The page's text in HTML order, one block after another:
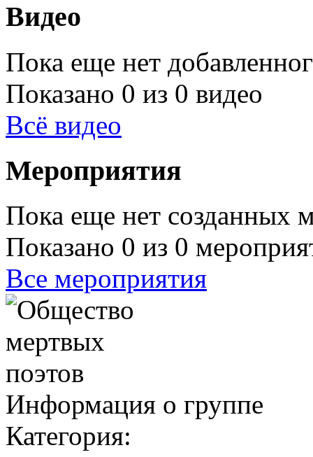
Видео
Пока еще нет
Показано 0 из 0 видео
Всё видео
Мероприятия
Пока еще нет созданных
Показано 0 из 0
Все мероприятия
Информация о группе
Категория: